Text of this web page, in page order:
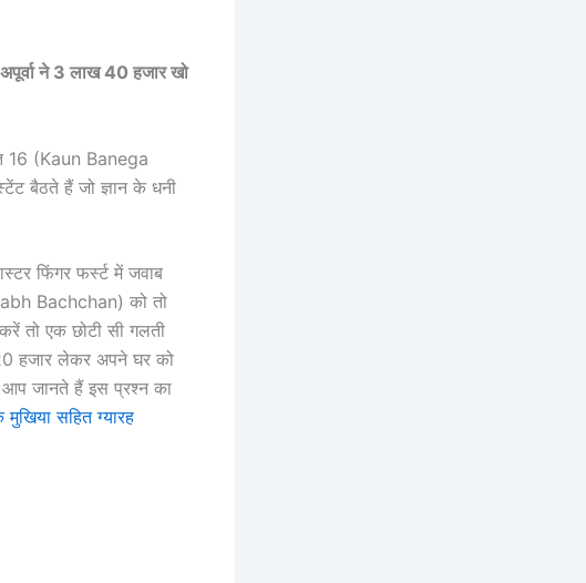
ने 3 लाख 40 हजार खो
16 (Kaun Banega
बैठते हैं जो ज्ञान के धनी
फिंगर फर्स्ट में जवाब
Bachchan) को तो
तो एक छोटी सी गलती
हजार लेकर अपने घर को
आप जानते हैं इस प्रश्न का
सहित ग्यारह